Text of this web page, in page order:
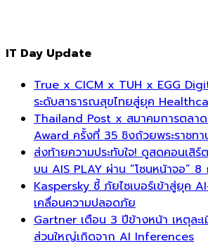
IT Day Update
True x CICM x TUH x EGG
ระดับสาธารณสุขไทยสู่ยุค
Thailand Post x สมาคมการตลา
Award ครั้งที่ 35 ชิงถ้วยพระราชทา
ส่งท้ายความประทับใจ! ดูสดคอนเสิ
บน AIS PLAY ผ่าน “โซนหน้าจอ” 8
Kaspersky ชี้ ภัยไซเบอร์เข้าสู่ยุค
เคลื่อนความปลอดภัย
Gartner เตือน 3 ปีข้างหน้า เหตุละ
ส่วนใหญ่เกิดจาก AI Inferences